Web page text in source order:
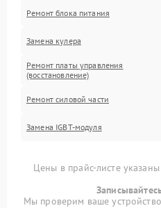
Ремонт блока питания
Замена кулера
Ремонт платы управления
(восстановление)
Ремонт силовой части
Замена IGBT-модуля
Цены в прайс-листе
Мы проверим ваше